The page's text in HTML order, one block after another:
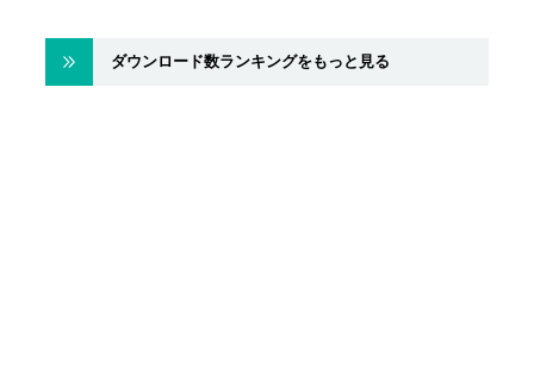
ダウンロード数ランキングをもっと見る